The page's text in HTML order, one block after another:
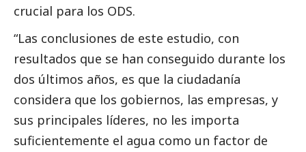
crucial para los ODS.
“Las conclusiones de este estudio, con
resultados que se han conseguido durante los
dos últimos años, es que la ciudadanía
considera que los gobiernos, las empresas, y
sus principales líderes, no les importa
suficientemente el agua como un factor de